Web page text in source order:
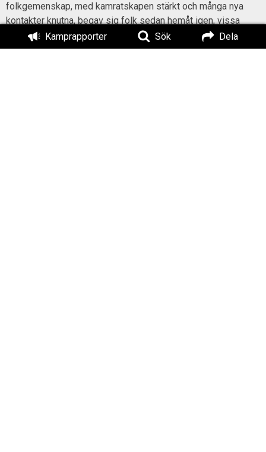
Kamprapporter Sök Dela
folkgemenskap, med kamratskapen stärkt och många nya
kontakter knutna, begav sig folk sedan hemåt igen, vissa
direkt och andra sent in på småtimmarna.